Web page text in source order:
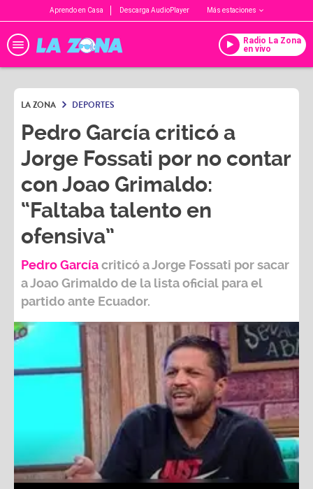
Aprendo en Casa Descarga AudioPlayer Más estaciones
Radio La Zona
en vivo
LA ZONA DEPORTES
Pedro García criticó a
Jorge Fossati por no contar
con Joao Grimaldo:
“Faltaba talento en
ofensiva”
Pedro Garcíacriticó aJorge Fossati por sacar
a Joao Grimaldo de la lista oficial para el
partido ante Ecuador.